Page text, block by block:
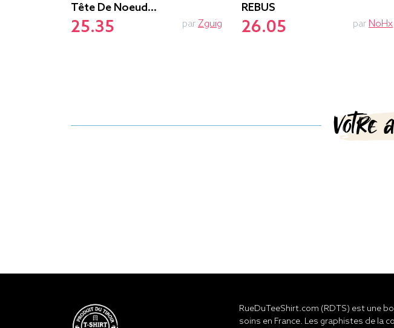
Tête De Noeud…
25.35 par Zguig
REBUS
26.05 par NoHx
Votre
RueDuTeeShirt.com (RDTS) est une
soins en France. Les graphistes de la